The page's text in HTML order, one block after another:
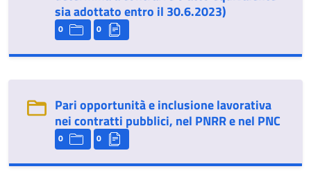
sia adottato entro il 30.6.2023)
0 0
Pari opportunità e inclusione lavorativa
nei contratti pubblici, nel PNRR e nel PNC
0 0